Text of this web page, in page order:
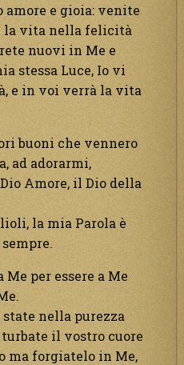
amore e gioia: venite
la vita nella felicità
nuovi in Me e
stessa Luce, Io vi
e in voi verrà la vita
buoni che vennero
ad adorarmi,
Amore, il Dio della
la mia Parola è
per essere a Me
nella purezza
il vostro cuore
ma forgiatelo in Me,